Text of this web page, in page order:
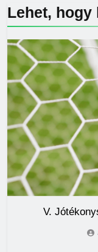
Lehet, hogy
V.